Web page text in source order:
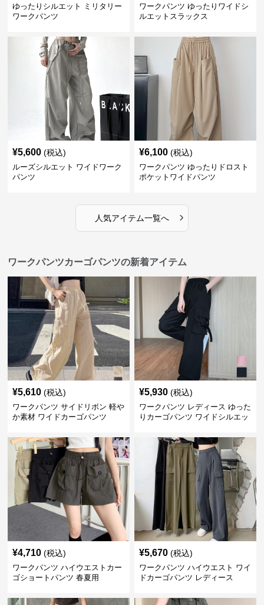
ゆったりシルエット ミリタリー
ワークパンツ
ワークパンツ ゆったりワイドシ
ルエットスラックス
¥5,600 (税込)
ルーズシルエット ワイドワーク
パンツ
¥6,100 (税込)
ワークパンツ ゆったりドロスト
ポケットワイドパンツ
人気アイテム一覧へ ›
ワークパンツカーゴパンツの新着アイテム
¥5,610 (税込)
ワークパンツ サイドリボン 軽や
か素材 ワイドカーゴパンツ
¥5,930 (税込)
ワークパンツ レディース ゆった
りカーゴパンツ ワイドシルエッ
¥4,710 (税込)
ワークパンツ ハイウエストカー
ゴショートパンツ 春夏用
¥5,670 (税込)
ワークパンツ ハイウエスト ワイ
ドカーゴパンツ レディース